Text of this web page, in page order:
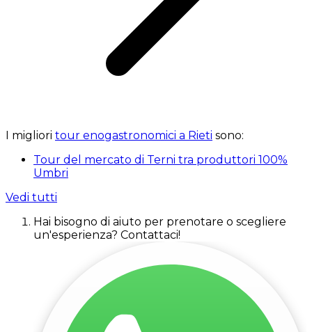
I migliori tour enogastronomici a Rieti sono:
Tour del mercato di Terni tra produttori 100%
Umbri
Vedi tutti
Hai bisogno di aiuto per prenotare o scegliere
un'esperienza? Contattaci!